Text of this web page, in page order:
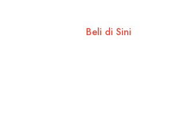
Beli di Sini